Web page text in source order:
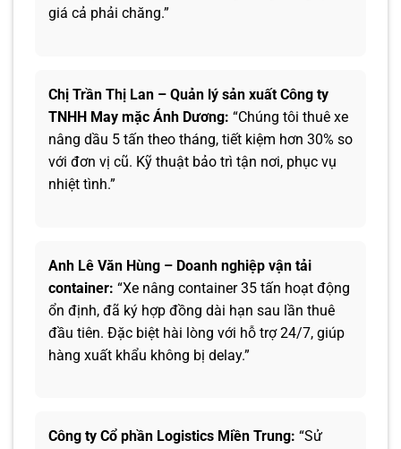
giá cả phải chăng.”
Chị Trần Thị Lan – Quản lý sản xuất Công ty
TNHH May mặc Ánh Dương: “Chúng tôi thuê xe
nâng dầu 5 tấn theo tháng, tiết kiệm hơn 30% so
với đơn vị cũ. Kỹ thuật bảo trì tận nơi, phục vụ
nhiệt tình.”
Anh Lê Văn Hùng – Doanh nghiệp vận tải
container: “Xe nâng container 35 tấn hoạt động
ổn định, đã ký hợp đồng dài hạn sau lần thuê
đầu tiên. Đặc biệt hài lòng với hỗ trợ 24/7, giúp
hàng xuất khẩu không bị delay.”
Công ty Cổ phần Logistics Miền Trung: “Sử